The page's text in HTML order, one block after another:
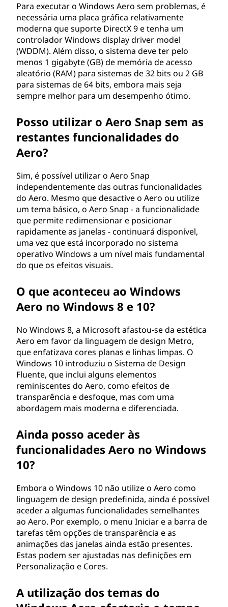
Para executar o Windows Aero sem problemas, é
necessária uma placa gráfica relativamente
moderna que suporte DirectX 9 e tenha um
controlador Windows display driver model
(WDDM). Além disso, o sistema deve ter pelo
menos 1 gigabyte (GB) de memória de acesso
aleatório (RAM) para sistemas de 32 bits ou 2 GB
para sistemas de 64 bits, embora mais seja
sempre melhor para um desempenho ótimo.
Posso utilizar o Aero Snap sem as
restantes funcionalidades do
Aero?
Sim, é possível utilizar o Aero Snap
independentemente das outras funcionalidades
do Aero. Mesmo que desactive o Aero ou utilize
um tema básico, o Aero Snap - a funcionalidade
que permite redimensionar e posicionar
rapidamente as janelas - continuará disponível,
uma vez que está incorporado no sistema
operativo Windows a um nível mais fundamental
do que os efeitos visuais.
O que aconteceu ao Windows
Aero no Windows 8 e 10?
No Windows 8, a Microsoft afastou-se da estética
Aero em favor da linguagem de design Metro,
que enfatizava cores planas e linhas limpas. O
Windows 10 introduziu o Sistema de Design
Fluente, que inclui alguns elementos
reminiscentes do Aero, como efeitos de
transparência e desfoque, mas com uma
abordagem mais moderna e diferenciada.
Ainda posso aceder às
funcionalidades Aero no Windows
10?
Embora o Windows 10 não utilize o Aero como
linguagem de design predefinida, ainda é possível
aceder a algumas funcionalidades semelhantes
ao Aero. Por exemplo, o menu Iniciar e a barra de
tarefas têm opções de transparência e as
animações das janelas ainda estão presentes.
Estas podem ser ajustadas nas definições em
Personalização e Cores.
A utilização dos temas do